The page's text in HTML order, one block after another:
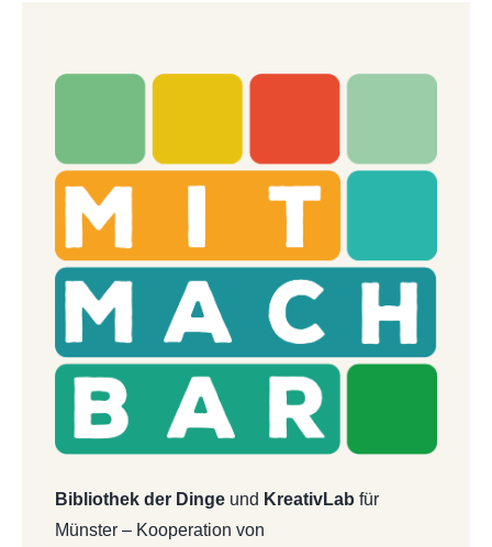
Bibliothek der Dingeund KreativLab für
Münster – Kooperation von